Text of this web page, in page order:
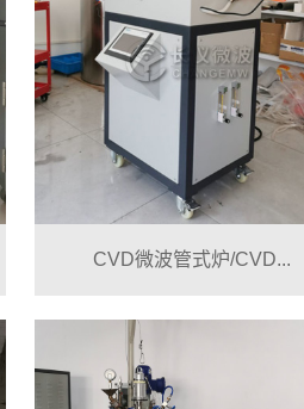
CVD微波管式炉/CVD...